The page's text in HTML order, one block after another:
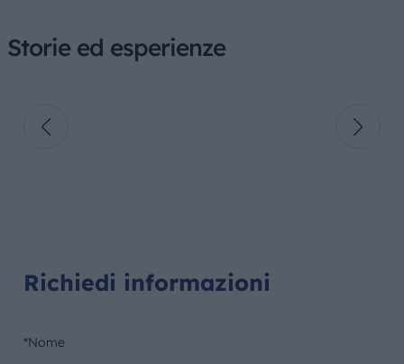
Storie ed esperienze
Richiedi informazioni
*Nome